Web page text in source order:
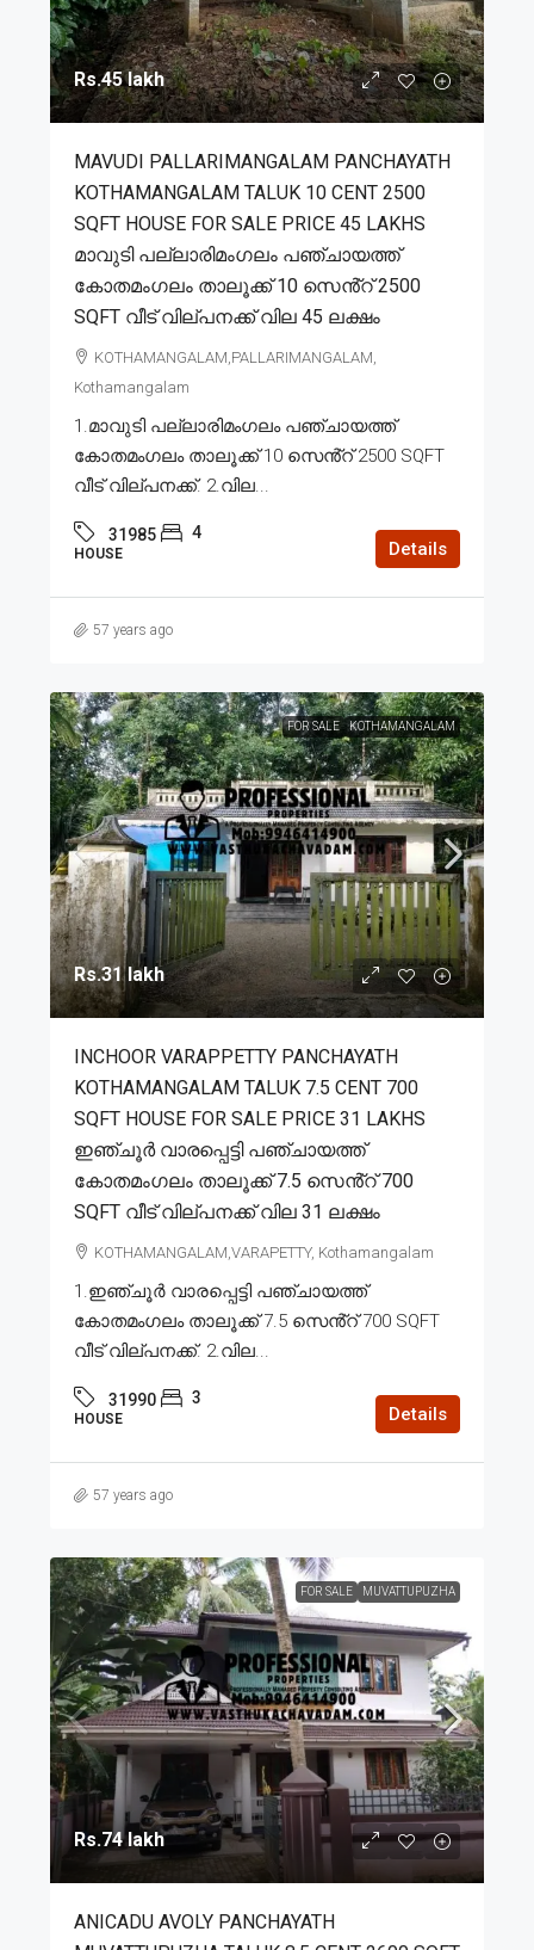
Rs.45 lakh
MAVUDI PALLARIMANGALAM PANCHAYATH
KOTHAMANGALAM TALUK 10 CENT 2500
SQFT HOUSE FOR SALE PRICE 45 LAKHS
മാവുടി പല്ലാരിമംഗലം പഞ്ചായത്ത്
കോതമംഗലം താലൂക്ക് 10 സെൻ്റ് 2500
SQFT വീട് വില്പനക്ക് വില 45 ലക്ഷം
KOTHAMANGALAM,PALLARIMANGALAM,
Kothamangalam
1.മാവുടി പല്ലാരിമംഗലം പഞ്ചായത്ത്
കോതമംഗലം താലൂക്ക് 10 സെൻ്റ് 2500 SQFT
വീട് വില്പനക്ക്. 2.വില...
31985 4
HOUSE Details
57 years ago
FOR SALE KOTHAMANGALAM
Rs.31 lakh
INCHOOR VARAPPETTY PANCHAYATH
KOTHAMANGALAM TALUK 7.5 CENT 700
SQFT HOUSE FOR SALE PRICE 31 LAKHS
ഇഞ്ചൂർ വാരപ്പെട്ടി പഞ്ചായത്ത്
കോതമംഗലം താലൂക്ക് 7.5 സെൻ്റ് 700
SQFT വീട് വില്പനക്ക് വില 31 ലക്ഷം
KOTHAMANGALAM,VARAPETTY, Kothamangalam
1.ഇഞ്ചൂർ വാരപ്പെട്ടി പഞ്ചായത്ത്
കോതമംഗലം താലൂക്ക് 7.5 സെൻ്റ് 700 SQFT
വീട് വില്പനക്ക്. 2.വില...
31990 3
HOUSE Details
57 years ago
FOR SALE MUVATTUPUZHA
Rs.74 lakh
ANICADU AVOLY PANCHAYATH